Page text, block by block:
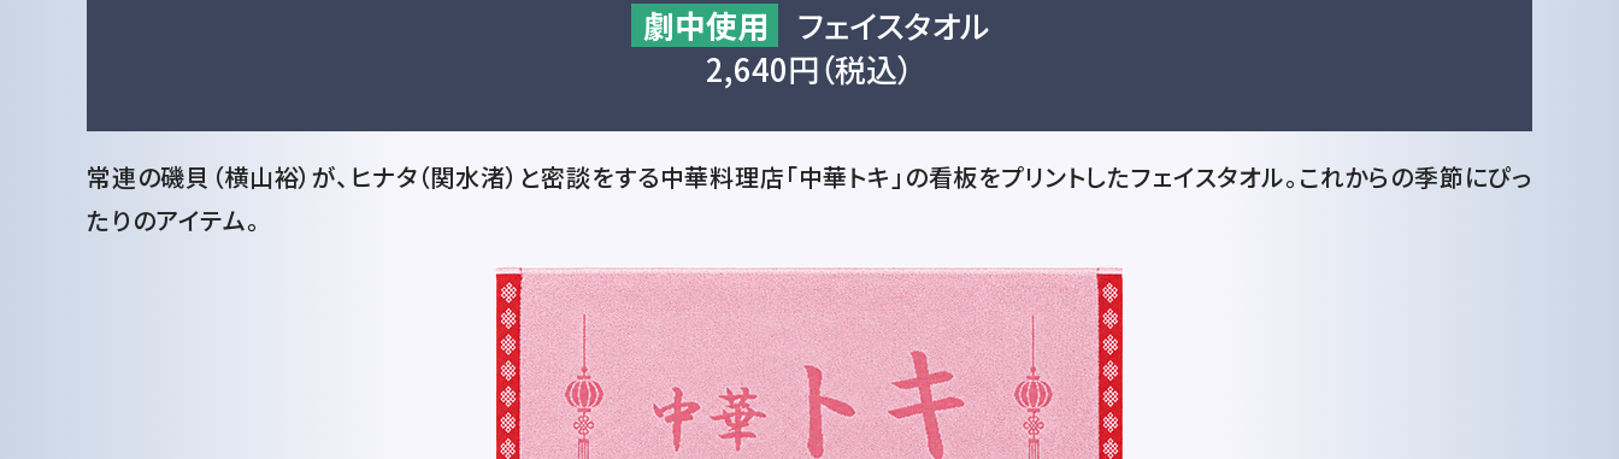
劇中使用
フェイスタオル
2,640円（税込）
常連の磯貝（横山裕）が、ヒナタ（関水渚）と密談をする中華料理店「中華トキ」の看板をプリントしたフェイスタオル。これからの季節にぴっ
たりのアイテム。